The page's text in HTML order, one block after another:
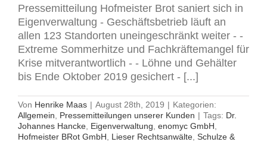
Pressemitteilung Hofmeister Brot saniert sich in
Eigenverwaltung - Geschäftsbetrieb läuft an
allen 123 Standorten uneingeschränkt weiter - -
Extreme Sommerhitze und Fachkräftemangel für
Krise mitverantwortlich - - Löhne und Gehälter
bis Ende Oktober 2019 gesichert - [...]
Von Henrike Maas | August 28th, 2019 | Kategorien:
Allgemein
Pressemitteilungen unserer Kunden | Tags: Dr.
Johannes Hancke Eigenverwaltung enomyc GmbH
Hofmeister BRot GmbH
Lieser Rechtsanwälte Schulze &